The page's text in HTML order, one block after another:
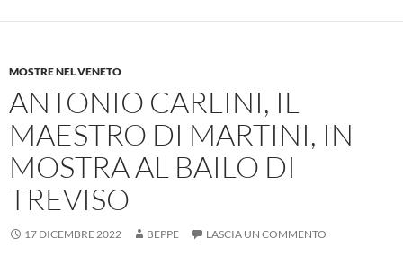
MOSTRE NEL VENETO
ANTONIO CARLINI, IL
MAESTRO DI MARTINI, IN
MOSTRA AL BAILO DI
TREVISO
17 DICEMBRE 2022 BEPPE LASCIA UN COMMENTO